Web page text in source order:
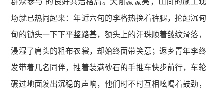
场就已热闹起来：年近六旬的李格热挽着裤腿，抡起沉甸
甸的锄头一下下平整路基，额头上的汗珠顺着皱纹滑落，
浸湿了肩头的粗布衣裳，却始终面带笑意；返乡青年李终
发带着几名同伴，推着装满砂石的手推车快步前行，车轮
碾过地面发出沉稳的声响，他们时不时互相吆喝着鼓劲，